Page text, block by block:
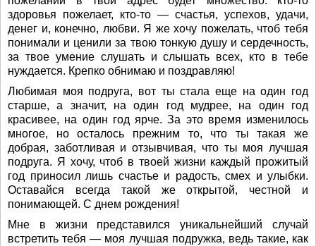
здоровья пожелает, кто-то — счастья, успехов, удачи,
денег и, конечно, любви. Я же хочу пожелать, чтоб тебя
понимали и ценили за твою тонкую душу и сердечность,
за твое умение слушать и слышать всех, кто в тебе
нуждается. Крепко обнимаю и поздравляю!
Любимая моя подруга, вот ты стала еще на один год
старше, а значит, на один год мудрее, на один год
красивее, на один год ярче. За это время изменилось
многое, но осталось прежним то, что ты такая же
добрая, заботливая и отзывчивая, что ты моя лучшая
подруга. Я хочу, чтоб в твоей жизни каждый прожитый
год приносил лишь счастье и радость, смех и улыбки.
Оставайся всегда такой же открытой, честной и
понимающей. С днем рождения!
Мне в жизни представился уникальнейший случай
встретить тебя — моя лучшая подружка, ведь такие, как